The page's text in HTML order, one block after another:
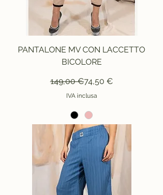
PANTALONE MV CON LACCETTO
BICOLORE
Prezzo regolare
149,00 €Prezzo scontato
74,50 €
IVA inclusa